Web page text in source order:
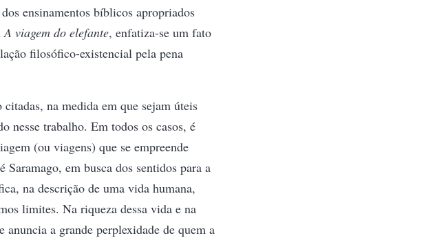
ensinamentos bíblicos apropriados
A viagem do elefante, enfatiza-se um fato
filosófico-existencial pela pena
citadas, na medida em que sejam úteis
nesse trabalho. Em todos os casos, é
(ou viagens) que se empreende
Saramago, em busca dos sentidos para a
na descrição de uma vida humana,
limites. Na riqueza dessa vida e na
anuncia a grande perplexidade de quem a